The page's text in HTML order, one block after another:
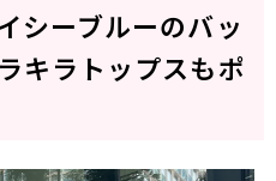
シーブルーのバッ
キラトップスもポ